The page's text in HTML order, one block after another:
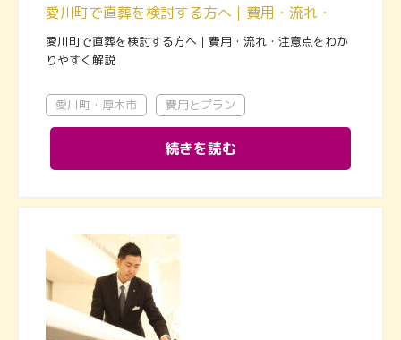
愛川町で直葬を検討する方へ｜費用・流れ・注意点をわか
りやすく解説
愛川町・厚木市 費用とプラン
続きを読む